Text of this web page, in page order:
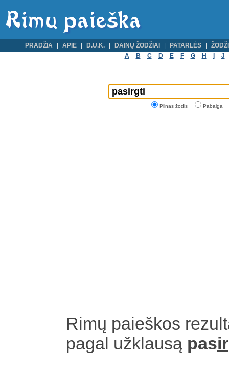
PRADŽIA APIE D.U.K. DAINŲ ŽODŽIAI PATARLĖS
A
B C D E F G H J
Pilnas žodis Pabaiga
Rimų paieškos
pagal užklausą pas